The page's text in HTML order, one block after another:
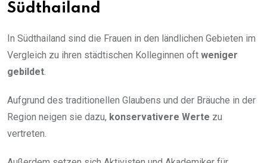
Südthailand
In Südthailand sind die Frauen in den ländlichen Gebieten im
Vergleich zu ihren städtischen Kolleginnen oft weniger
gebildet
Aufgrund des traditionellen Glaubens und der Bräuche in der
Region neigen sie dazu, konservativere Werte zu
vertreten.